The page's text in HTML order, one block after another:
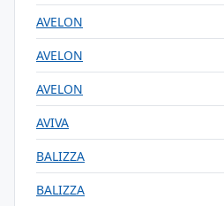
AVELON
AVELON
AVELON
AVIVA
BALIZZA
BALIZZA